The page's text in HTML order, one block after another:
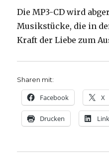
Die MP3-CD wird
Musikstücke, die in
Kraft der Liebe zum
Sharen mit:
Facebook X
Drucken